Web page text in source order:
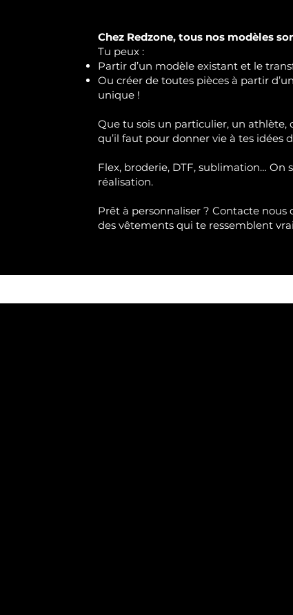
Chez Redzone, tous nos modèles
Tu peux :
Partir d’un modèle existant et le
Ou créer de toutes pièces à partir
unique !
Que tu sois un particulier, un athlète,
qu’il faut pour donner vie à tes idées
Flex, broderie, DTF, sublimation… On
réalisation.
Prêt à personnaliser ? Contacte nous
des vêtements qui te ressemblent